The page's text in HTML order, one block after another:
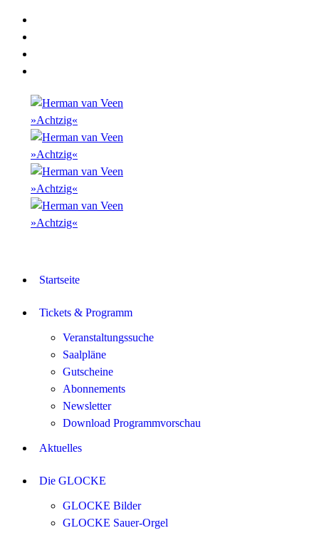
Startseite
Tickets & Programm
Veranstaltungssuche
Saalpläne
Gutscheine
Abonnements
Newsletter
Download Programmvorschau
Aktuelles
Die GLOCKE
GLOCKE Bilder
GLOCKE Sauer-Orgel